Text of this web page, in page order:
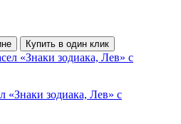
Купить в один клик
«Знаки зодиака, Лев» с